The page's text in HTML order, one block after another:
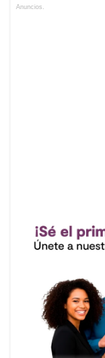
Anuncios.